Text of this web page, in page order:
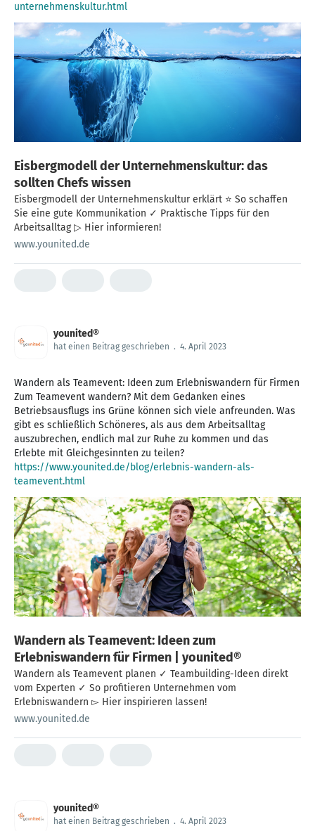
unternehmenskultur.html
Eisbergmodell der Unternehmenskultur: das
sollten Chefs wissen
Eisbergmodell der Unternehmenskultur erklärt ⭐ So schaffen
Sie eine gute Kommunikation ✓ Praktische Tipps für den
Arbeitsalltag ▷ Hier informieren!
www.younited.de
younited®
hat einen Beitrag geschrieben . 4. April 2023
Wandern als Teamevent: Ideen zum Erlebniswandern für Firmen
Zum Teamevent wandern? Mit dem Gedanken eines
Betriebsausflugs ins Grüne können sich viele anfreunden. Was
gibt es schließlich Schöneres, als aus dem Arbeitsalltag
auszubrechen, endlich mal zur Ruhe zu kommen und das
https://www.younited.de/blog/erlebnis-wandern-als-
teamevent.html
Wandern als Teamevent: Ideen zum
Erlebniswandern für Firmen | younited®
Wandern als Teamevent planen ✓ Teambuilding-Ideen direkt
vom Experten ✓ So profitieren Unternehmen vom
Erlebniswandern ▻ Hier inspirieren lassen!
www.younited.de
younited®
hat einen Beitrag geschrieben . 4. April 2023